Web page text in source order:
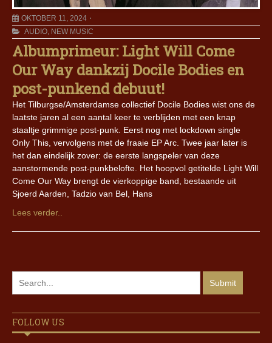
OKTOBER 11, 2024
AUDIO, NEW MUSIC
Albumprimeur: Light Will Come
Our Way dankzij Docile Bodies en
post-punkend debuut!
Het Tilburgse/Amsterdamse collectief Docile Bodies wist ons de
laatste jaren al een aantal keer te verblijden met een knap
staaltje grimmige post-punk. Eerst nog met lockdown single
Only This, vervolgens met de fraaie EP Arc. Twee jaar later is
het dan eindelijk zover: de eerste langspeler van deze
aanstormende post-punkbelofte. Het hoopvol getitelde Light Will
Come Our Way brengt de vierkoppige band, bestaande uit
Sjoerd Aarden, Tadzio van Bel, Hans
Lees verder..
FOLLOW US